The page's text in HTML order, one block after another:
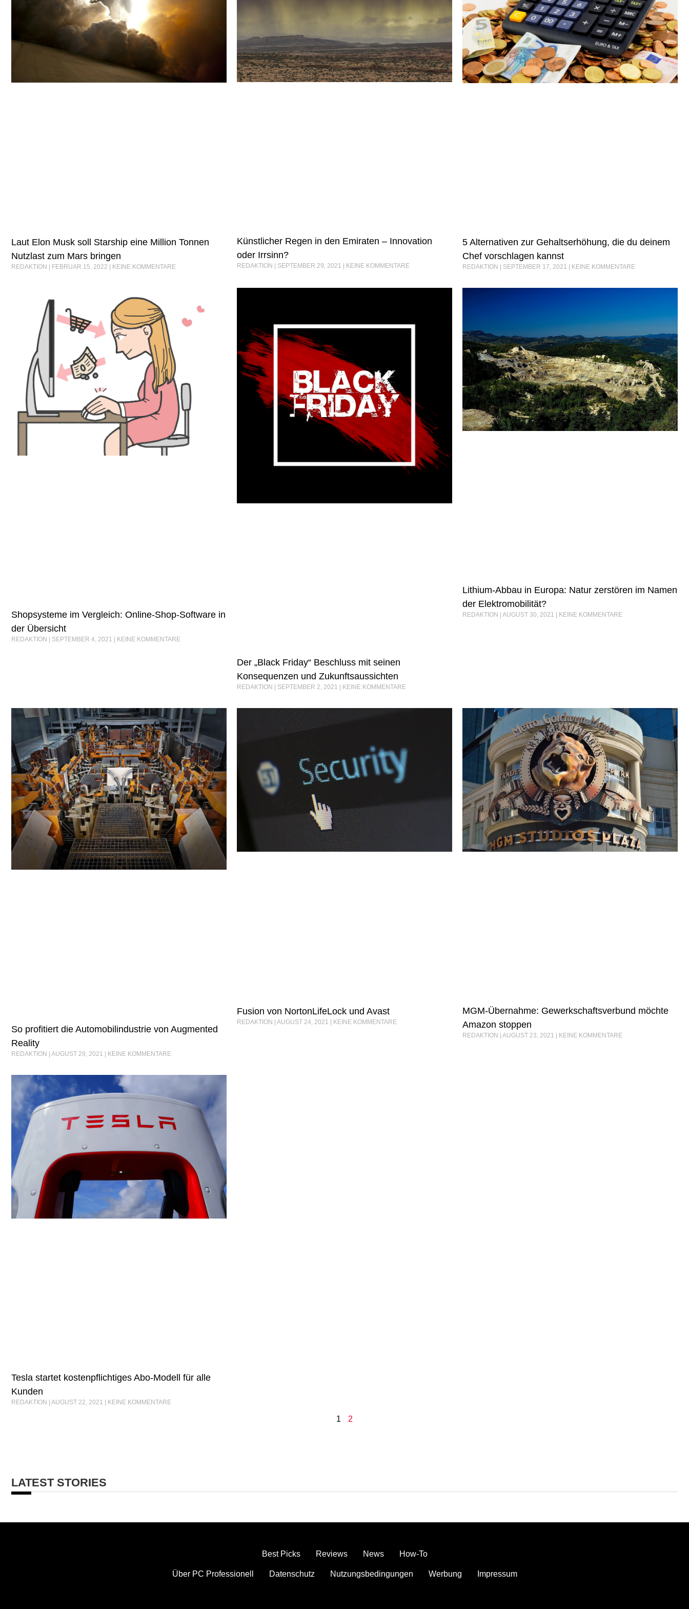
Laut Elon Musk soll Starship eine Million Tonnen
Nutzlast zum Mars bringen
REDAKTION FEBRUAR 15, 2022 KEINE KOMMENTARE
Künstlicher Regen in den Emiraten – Innovation
oder Irrsinn?
REDAKTION SEPTEMBER 29, 2021 KEINE KOMMENTARE
5 Alternativen zur Gehaltserhöhung, die du deinem
Chef vorschlagen kannst
REDAKTION SEPTEMBER 17, 2021 KEINE KOMMENTARE
Shopsysteme im Vergleich: Online-Shop-Software in
der Übersicht
REDAKTION SEPTEMBER 4, 2021 KEINE KOMMENTARE
Der „Black Friday“ Beschluss mit seinen
Konsequenzen und Zukunftsaussichten
REDAKTION SEPTEMBER 2, 2021 KEINE KOMMENTARE
Lithium-Abbau in Europa: Natur zerstören im Namen
der Elektromobilität?
REDAKTION AUGUST 30, 2021 KEINE KOMMENTARE
So profitiert die Automobilindustrie von Augmented
Reality
REDAKTION AUGUST 29, 2021 KEINE KOMMENTARE
Fusion von NortonLifeLock und Avast
REDAKTION AUGUST 24, 2021 KEINE KOMMENTARE
MGM-Übernahme: Gewerkschaftsverbund möchte
Amazon stoppen
REDAKTION AUGUST 23, 2021 KEINE KOMMENTARE
Tesla startet kostenpflichtiges Abo-Modell für alle
Kunden
REDAKTION AUGUST 22, 2021 KEINE KOMMENTARE
1 2
LATEST STORIES
Best Picks Reviews News How-To
Über PC Professionell Datenschutz Nutzungsbedingungen Werbung Impressum